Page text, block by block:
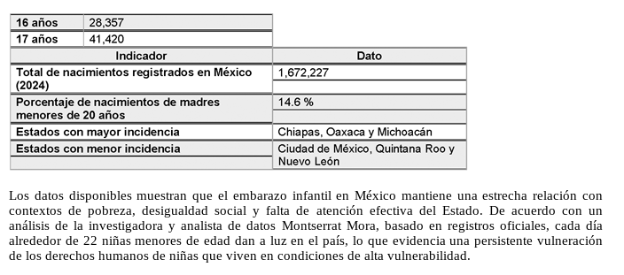
Los datos disponibles muestran que el embarazo infantil en México mantiene una estrecha relación con
contextos de pobreza, desigualdad social y falta de atención efectiva del Estado. De acuerdo con un
análisis de la investigadora y analista de datos Montserrat Mora, basado en registros oficiales, cada día
alrededor de 22 niñas menores de edad dan a luz en el país, lo que evidencia una persistente vulneración
de los derechos humanos de niñas que viven en condiciones de alta vulnerabilidad.